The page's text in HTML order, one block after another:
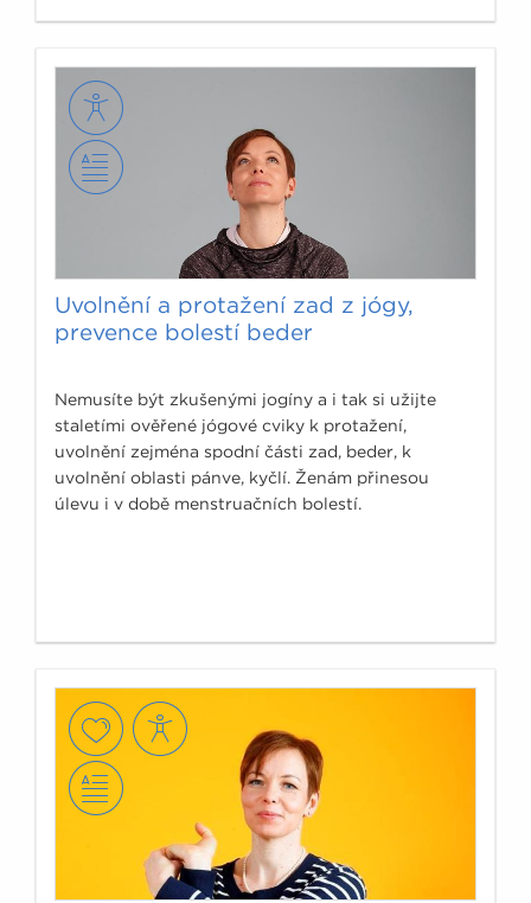
Uvolnění a protažení zad z jógy,
prevence bolestí beder
Nemusíte být zkušenými jogíny a i tak si užijte
staletími ověřené jógové cviky k protažení,
uvolnění zejména spodní části zad, beder, k
uvolnění oblasti pánve, kyčlí. Ženám přinesou
úlevu i v době menstruačních bolestí.